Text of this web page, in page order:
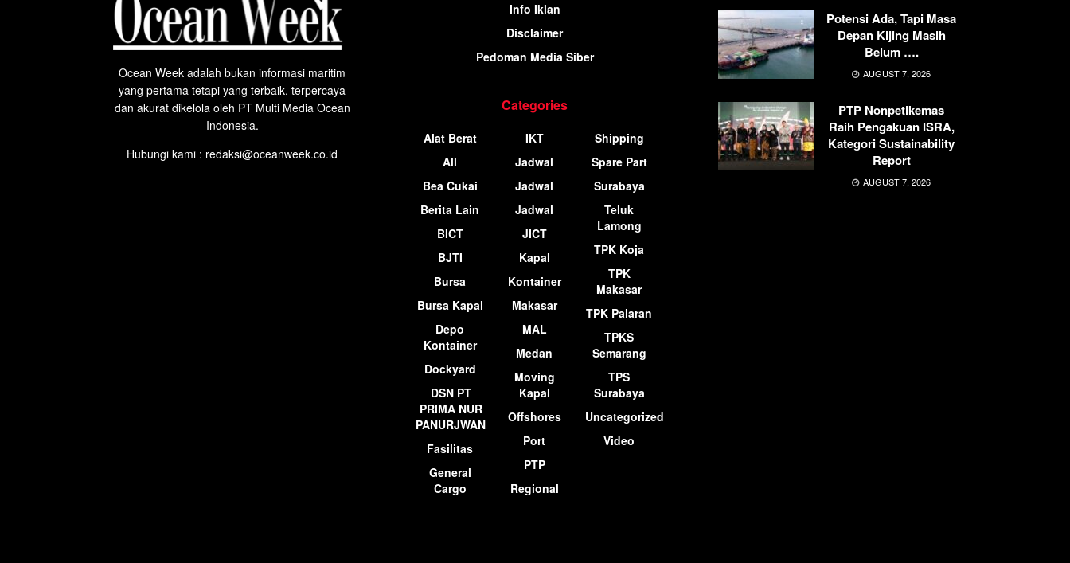
Ocean Week adalah bukan informasi maritim
yang pertama tetapi yang terbaik, terpercaya
dan akurat dikelola oleh PT Multi Media Ocean
Indonesia.
Hubungi kami : redaksi@oceanweek.co.id
Info Iklan
Disclaimer
Pedoman Media Siber
Categories
Alat Berat
All
Bea Cukai
Berita Lain
BICT
BJTI
Bursa
Bursa Kapal
Depo
Kontainer
Dockyard
DSN PT
PRIMA NUR
PANURJWAN
Fasilitas
General
Cargo
IKT
Jadwal
Jadwal
Jadwal
JICT
Kapal
Kontainer
Makasar
MAL
Medan
Moving
Kapal
Offshores
Port
PTP
Regional
Shipping
Spare Part
Surabaya
Teluk
Lamong
TPK Koja
TPK
Makasar
TPK Palaran
TPKS
Semarang
TPS
Surabaya
Uncategorized
Video
Potensi Ada, Tapi Masa
Depan Kijing Masih
Belum ….
AUGUST 7, 2026
PTP Nonpetikemas
Raih Pengakuan ISRA,
Kategori Sustainability
Report
AUGUST 7, 2026